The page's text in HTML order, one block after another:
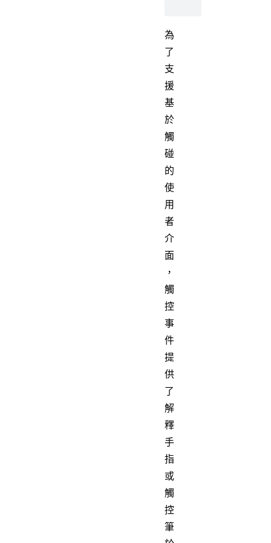
為
了
支
援
基
於
觸
碰
的
使
用
者
介
面
，
觸
控
事
件
提
供
了
解
釋
手
指
或
觸
控
筆